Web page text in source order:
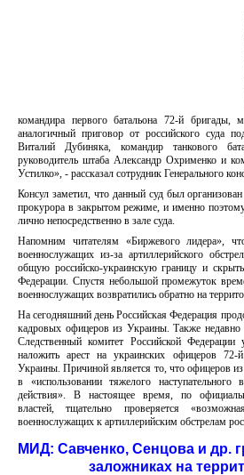
командира первого батальона 72-й бригады,
аналогичный приговор от российского суда
Виталий Дубиняка, командир танкового
руководитель штаба Александр Охрименко и
Устилко», - рассказал сотрудник Генерального
Консул заметил, что данный суд был
прокурора в закрытом режиме, и именно
лично непосредственно в зале суда.
Напомним читателям «Биржевого лидера»,
военнослужащих из-за артиллерийского
общую российско-украинскую границу и
Федерации. Спустя небольшой промежуток
военнослужащих возвратились обратно на
На сегодняшний день Российская Федерация
кадровых офицеров из Украины. Также недавно
Следственный комитет Российской Федерации
наложить арест на украинских офицеров
Украины. Причиной является то, что офицеров
в «использовании тяжелого наступательного
действия». В настоящее время, по
властей, тщательно проверяется
военнослужащих к артиллерийским обстрелам
МИД: Савченко, Сенцова и др.
заложниках на